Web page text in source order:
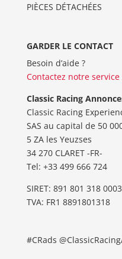
PIÈCES DÉTACHÉES
GARDER LE CONTACT
Besoin d’aide ?
Contactez notre service
Classic Racing
Classic Racing
SAS au capital de 50
5 ZA les Yeuzses
34 270 CLARET -FR-
Tel: ‭+33 499 666 724‬
SIRET: 891 801 318
TVA: FR1 8891801318
#CRads